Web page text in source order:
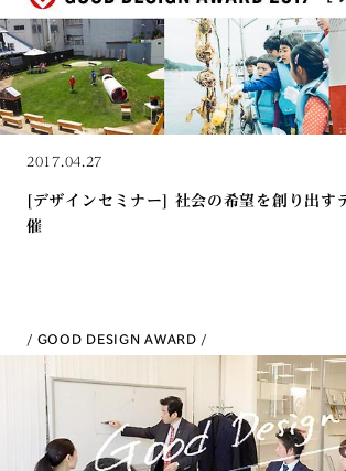
2017.04.27
[デザインセミナー] 社会の希望を創り出
催
GOOD DESIGN AWARD